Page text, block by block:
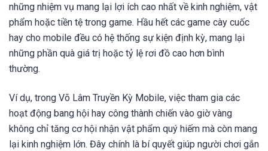
những nhiệm vụ mang lại lợi ích cao nhất về kinh nghiệm, vật
phẩm hoặc tiền tệ trong game. Hầu hết các game cày cuốc
hay cho mobile đều có hệ thống sự kiện định kỳ, mang lại
những phần quà giá trị hoặc tỷ lệ rơi đồ cao hơn bình
thường.
Ví dụ, trong Võ Lâm Truyền Kỳ Mobile, việc tham gia các
hoạt động bang hội hay công thành chiến vào giờ vàng
không chỉ tăng cơ hội nhận vật phẩm quý hiếm mà còn mang
lại kinh nghiệm lớn. Đây chính là bí quyết giúp người chơi gắn